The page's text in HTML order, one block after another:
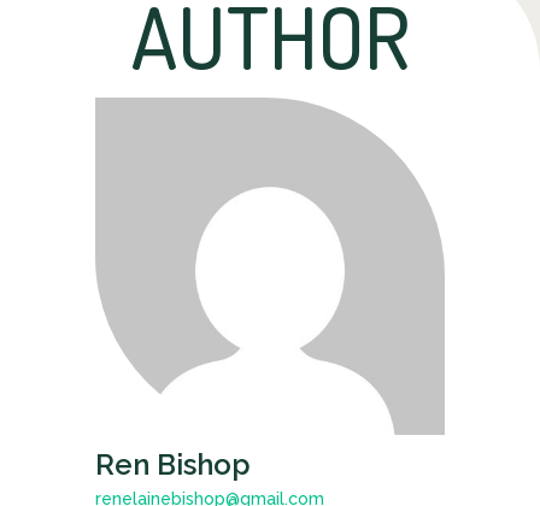
AUTHOR
Ren Bishop
renelainebishop@gmail.com